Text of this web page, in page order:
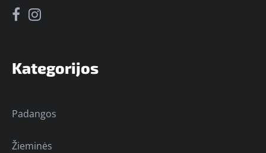
Kategorijos
Padangos
Žieminės